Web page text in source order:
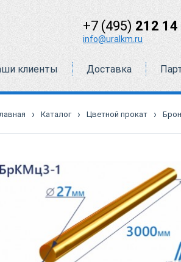
+7 (495) 212 14
info@uralkm.ru
клиенты Доставка
› Каталог › Цветной прокат ›